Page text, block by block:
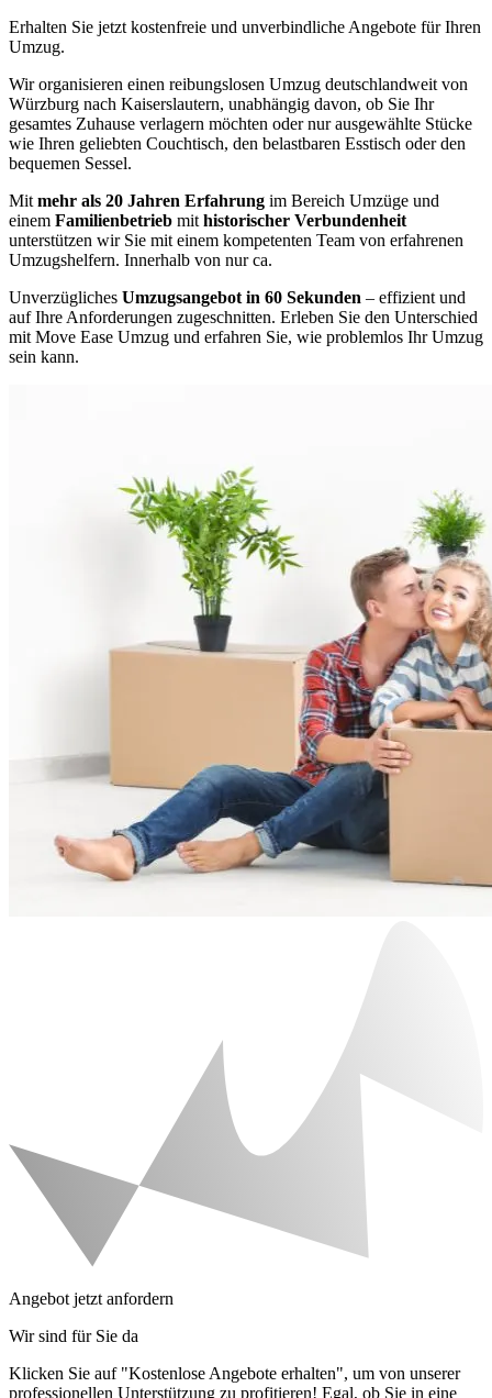
Erhalten Sie jetzt kostenfreie und unverbindliche Angebote für Ihren
Umzug.
Wir organisieren einen reibungslosen Umzug deutschlandweit von
Würzburg nach Kaiserslautern, unabhängig davon, ob Sie Ihr
gesamtes Zuhause verlagern möchten oder nur ausgewählte Stücke
wie Ihren geliebten Couchtisch, den belastbaren Esstisch oder den
bequemen Sessel.
Mit mehr als 20 Jahren Erfahrung im Bereich Umzüge und
einem Familienbetrieb mit historischer Verbundenheit
unterstützen wir Sie mit einem kompetenten Team von erfahrenen
Umzugshelfern. Innerhalb von nur ca.
Unverzügliches Umzugsangebot in 60 Sekunden – effizient und
auf Ihre Anforderungen zugeschnitten. Erleben Sie den Unterschied
mit Move Ease Umzug und erfahren Sie, wie problemlos Ihr Umzug
sein kann.
Angebot jetzt anfordern
Wir sind für Sie da
Klicken Sie auf "Kostenlose Angebote erhalten", um von unserer
professionellen Unterstützung zu profitieren! Egal, ob Sie in eine